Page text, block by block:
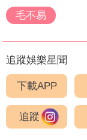
毛不易
追蹤娛樂星聞
下載APP
追蹤